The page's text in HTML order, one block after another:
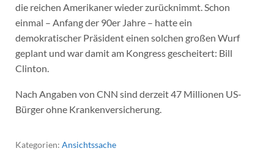
die reichen Amerikaner wieder zurücknimmt. Schon
einmal – Anfang der 90er Jahre – hatte ein
demokratischer Präsident einen solchen großen Wurf
geplant und war damit am Kongress gescheitert: Bill
Clinton.
Nach Angaben von CNN sind derzeit 47 Millionen US-
Bürger ohne Krankenversicherung.
Kategorien: Ansichtssache